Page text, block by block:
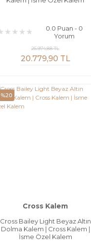
0.0 Puan - 0
Yorum
20.779,90 TL
25.974,88 TL
%20
Cross Kalem
Cross Bailey Light Beyaz Altın
Dolma Kalem | Cross Kalem |
İsme Özel Kalem